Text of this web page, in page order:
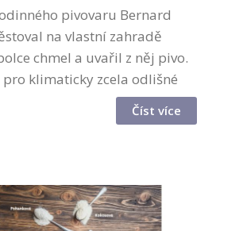
pivovaru Bernard
na vlastní zahradě
chmel a uvařil z něj pivo.
klimaticky zcela odlišné
zadařilo, nová pivní
v limitovaném mn...
Číst více